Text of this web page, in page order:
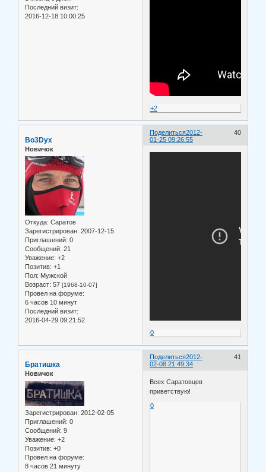
Последний визит:
2016-12-18 10:00:25
+2
Поделиться 40
2012-
01-25 09:26:55
Bo3Dyx
Новичок
Откуда: Саратов
Зарегистрирован: 2007-12-15
Приглашений: 0
Сообщений: 21
Уважение: +2
Позитив: +1
Пол: Мужской
Возраст: 57 [1968-10-07]
Провел на форуме:
6 часов 10 минут
Последний визит:
2016-04-29 09:21:52
0
Поделиться 41
2012-
02-08 21:49:34
Братишка
Новичок
Зарегистрирован: 2012-02-05
Приглашений: 0
Сообщений: 9
Уважение: +2
Позитив: +0
Провел на форуме:
8 часов 21 минуту
Всех Саратовцев
приветствую!
0